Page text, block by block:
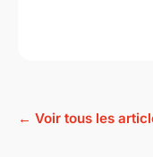
← Voir tous les